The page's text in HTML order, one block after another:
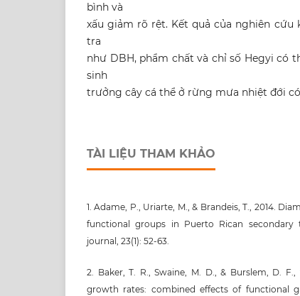
bình và
xấu giảm rõ rệt. Kết quả của nghiên cứu
tra
như DBH, phẩm chất và chỉ số Hegyi có
sinh
trưởng cây cá thể ở rừng mưa nhiệt đới
TÀI LIỆU THAM KHẢO
1. Adame, P., Uriarte, M., & Brandeis, T., 2014.
functional groups in Puerto Rican secondary
journal, 23(1): 52-63.
2. Baker, T. R., Swaine, M. D., & Burslem, D.
growth rates: combined effects of functional